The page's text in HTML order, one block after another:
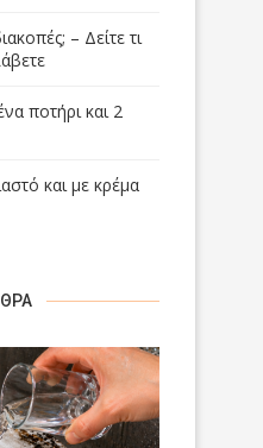
– Δείτε τι
ποτήρι και 2
και με κρέμα